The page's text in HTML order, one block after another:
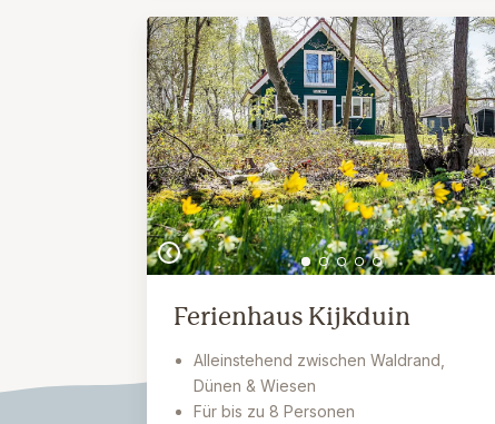
Ferienhaus Kijkduin
Alleinstehend zwischen Waldrand,
Dünen & Wiesen
Für bis zu 8 Personen